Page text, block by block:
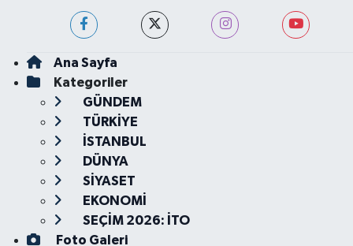
Ana Sayfa
Kategoriler
GÜNDEM
TÜRKİYE
İSTANBUL
DÜNYA
SİYASET
EKONOMİ
SEÇİM 2026: İTO
Foto Galeri